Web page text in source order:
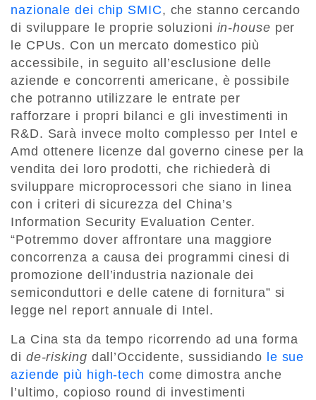
nazionale dei chip SMIC, che stanno cercando
di sviluppare le proprie soluzioni in-house per
le CPUs. Con un mercato domestico più
accessibile, in seguito all’esclusione delle
aziende e concorrenti americane, è possibile
che potranno utilizzare le entrate per
rafforzare i propri bilanci e gli investimenti in
R&D. Sarà invece molto complesso per Intel e
Amd ottenere licenze dal governo cinese per la
vendita dei loro prodotti, che richiederà di
sviluppare microprocessori che siano in linea
con i criteri di sicurezza del China’s
Information Security Evaluation Center.
“Potremmo dover affrontare una maggiore
concorrenza a causa dei programmi cinesi di
promozione dell’industria nazionale dei
semiconduttori e delle catene di fornitura” si
legge nel report annuale di Intel.
La Cina sta da tempo ricorrendo ad una forma
di de-risking dall’Occidente, sussidiando le sue
aziende più high-tech come dimostra anche
l’ultimo, copioso round di investimenti